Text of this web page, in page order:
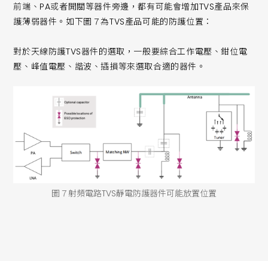
圖７射頻電路TVS靜電防護器件可能放置位置
前端、PA或者開關等器件旁邊，都有可能會增加TVS產品來保
護薄弱器件。如下圖７為TVS產品可能的防護位置：
對於天線防護TVS器件的選取，一般要綜合工作電壓、鉗位電
壓、峰值電壓、諧波、插損等來選取合適的器件。